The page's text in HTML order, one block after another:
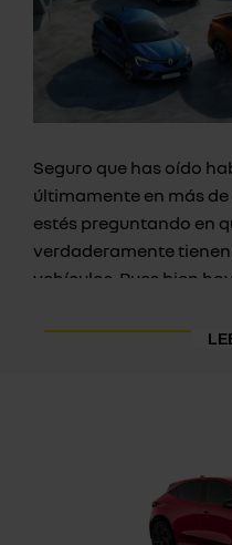
Seguro que has oído
últimamente en más
estés preguntando en
verdaderamente
vehículos. Pues bien
puedas decidir cuál va
Los coches híbridos
que cuentan con dos
y otro que se mueve
los coches que hasta
Combinando ambos